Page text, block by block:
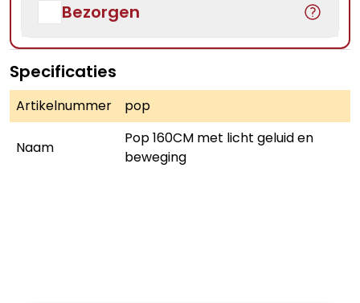
Bezorgen
Specificaties
Artikelnummer pop
Naam
Pop 160CM met licht geluid en
beweging